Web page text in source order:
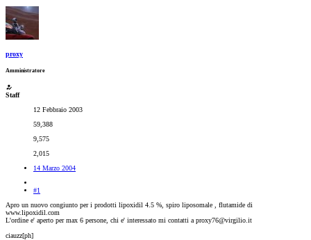
proxy
Amministratore
Staff
12 Febbraio 2003
59,388
9,575
2,015
14 Marzo 2004
#1
Apro un nuovo congiunto per i prodotti lipoxidil 4.5 %, spiro liposomale , flutamide di
www.lipoxidil.com
L'ordine e' aperto per max 6 persone, chi e' interessato mi contatti a proxy76@virgilio.it
ciauzz[ph]